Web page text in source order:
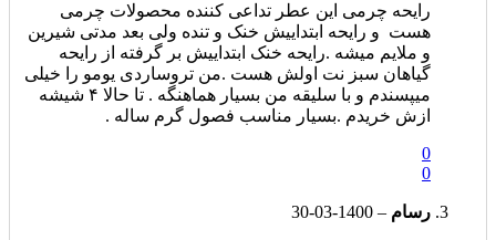
رایحه چرمی این عطر تداعی کننده محصولات چرمی
هست ‌ و رایحه ابتداییش خنک و تنده ولی بعد مدتی شیرین
و ملایم میشه .رایحه خنک ابتداییش بر گرفته از رایحه
گیاهان سبز نت اولش هست .من تروساردی یومو را خیلی
میپسندم و با سلیقه من بسیار هماهنگه . تا حالا ۴ شیشه
ازش خریدم .بسیار مناسب فصول گرم ساله .
0
0
رسام –
1400-03-30